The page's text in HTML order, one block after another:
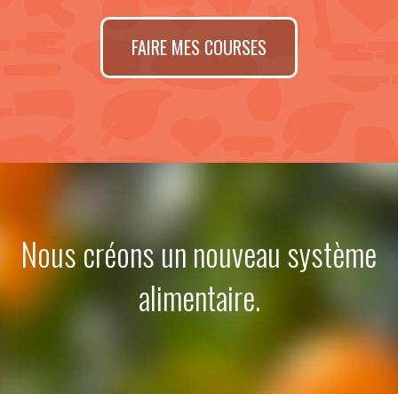
FAIRE MES COURSES
Nous créons un nouveau système
alimentaire.